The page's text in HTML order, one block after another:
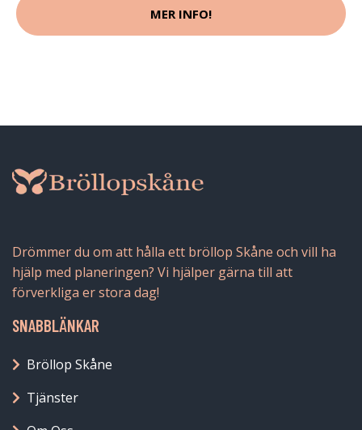
MER INFO!
Drömmer du om att hålla ett bröllop Skåne och vill ha
hjälp med planeringen? Vi hjälper gärna till att
förverkliga er stora dag!
SNABBLÄNKAR
Bröllop Skåne
Tjänster